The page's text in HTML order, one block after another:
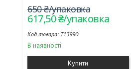
650 ₴/упаковка
617,50 ₴/упаковка
T13990
В наявності
Купити